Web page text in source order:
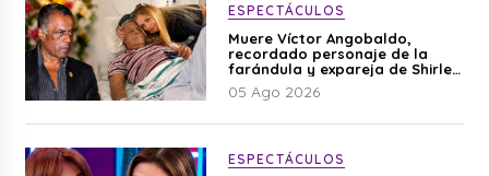
ESPECTÁCULOS
Muere Víctor Angobaldo,
recordado personaje de la
farándula y expareja de Shirley
Cherres
05 Ago 2026
ESPECTÁCULOS